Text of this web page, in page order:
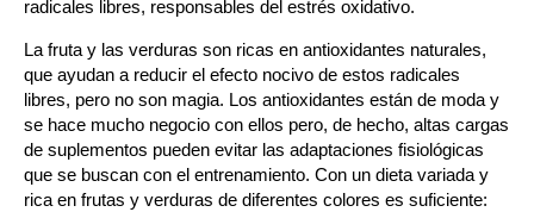
radicales libres, responsables del estrés oxidativo.
La fruta y las verduras son ricas en antioxidantes naturales,
que ayudan a reducir el efecto nocivo de estos radicales
libres, pero no son magia. Los antioxidantes están de moda y
se hace mucho negocio con ellos pero, de hecho, altas cargas
de suplementos pueden evitar las adaptaciones fisiológicas
que se buscan con el entrenamiento. Con un dieta variada y
rica en frutas y verduras de diferentes colores es suficiente: